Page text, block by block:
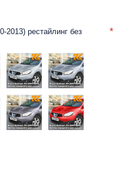
2013) рестайлинг без